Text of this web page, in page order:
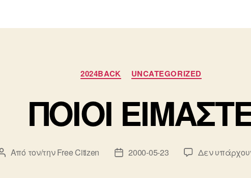
Κατηγορίες
2024BACK UNCATEGORIZED
ΠΟΙΟΙ
Συντάκτης
Από τον/τηνFree Citizen
Ημ.2000-05-23 Δεν